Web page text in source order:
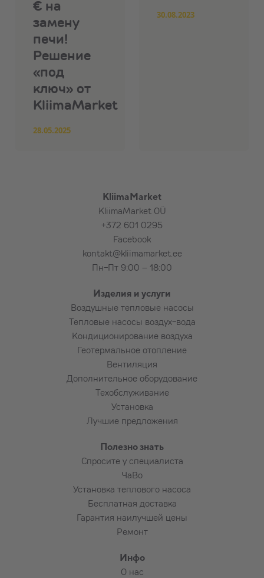
€ на
замену
печи!
Решение
«под
ключ» от
KliimaMarket
28.05.2025
30.08.2023
KliimaMarket
KliimaMarket OÜ
+372 601 0295
Facebook
kontakt@kliimamarket.ee
Пн-Пт 9:00 – 18:00
Изделия и услуги
Воздушные тепловые насосы
Тепловые насосы воздух-вода
Кондиционирование воздуха
Геотермальное отопление
Вентиляция
Дополнительное оборудование
Техобслуживание
Установка
Лучшие предложения
Полезно знать
Спросите у специалиста
ЧаВо
Установка теплового насоса
Бесплатная доставка
Гарантия наилучшей цены
Ремонт
Инфо
О нас